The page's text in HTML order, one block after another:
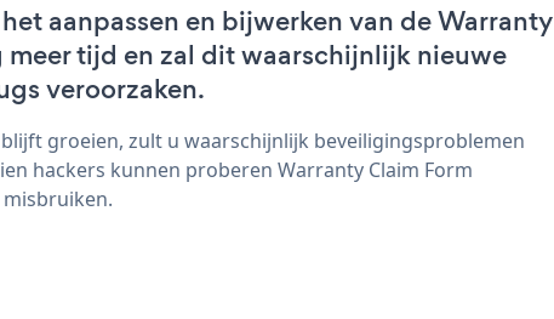
aanpassen en bijwerken van de Warranty
meer tijd en zal dit waarschijnlijk nieuwe
veroorzaken.
groeien, zult u waarschijnlijk beveiligingsproblemen
hackers kunnen proberen Warranty Claim Form